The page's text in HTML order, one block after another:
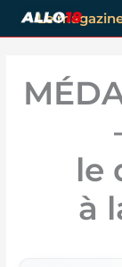
Aller
au
Le
le
à